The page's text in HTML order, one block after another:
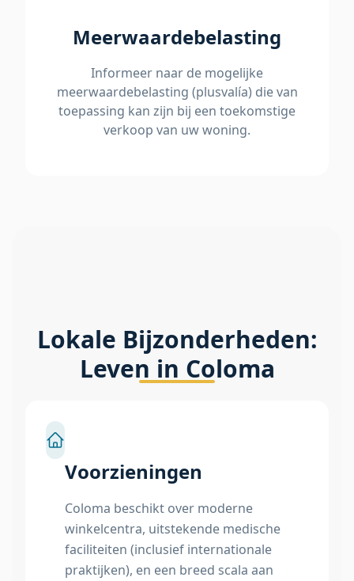
Meerwaardebelasting
Informeer naar de mogelijke
meerwaardebelasting (plusvalía) die van
toepassing kan zijn bij een toekomstige
verkoop van uw woning.
Lokale Bijzonderheden:
Leven in Coloma
Voorzieningen
Coloma beschikt over moderne
winkelcentra, uitstekende medische
faciliteiten (inclusief internationale
praktijken), en een breed scala aan